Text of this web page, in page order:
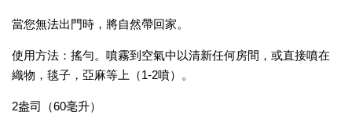
當您無法出門時，將自然帶回家。
使用方法：搖勻。噴霧到空氣中以清新任何房間，或直接噴在
織物，毯子，亞麻等上（1-2噴）。
2盎司（60毫升）